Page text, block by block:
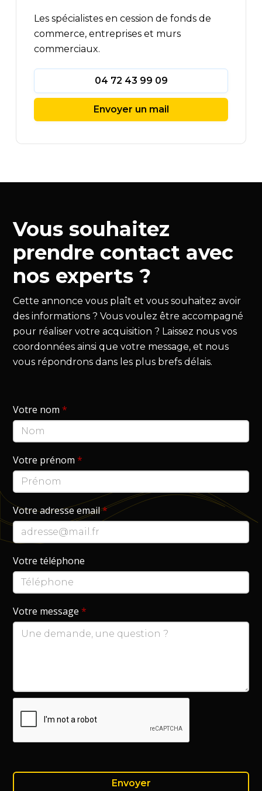
Les spécialistes en cession de fonds de
commerce, entreprises et murs
commerciaux.
04 72 43 99 09
Envoyer un mail
Vous souhaitez
prendre contact avec
nos experts ?
Cette annonce vous plaît et vous souhaitez avoir
des informations ? Vous voulez être accompagné
pour réaliser votre acquisition ? Laissez nous vos
coordonnées ainsi que votre message, et nous
vous répondrons dans les plus brefs délais.
Votre nom*
Votre prénom*
Votre adresse email*
Votre téléphone
Votre message*